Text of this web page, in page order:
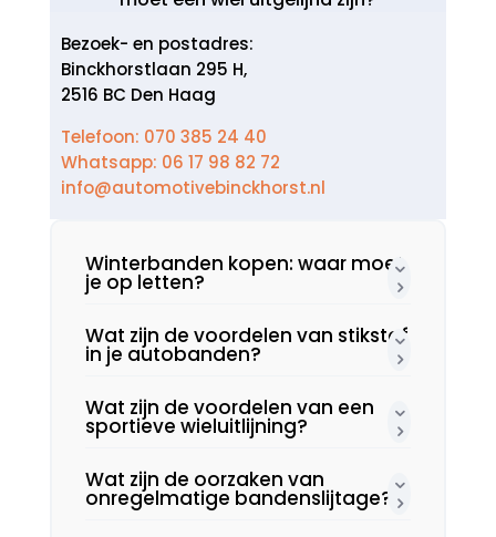
Bezoek- en postadres:
Binckhorstlaan 295 H,
2516 BC Den Haag
Telefoon: 070 385 24 40
Whatsapp: 06 17 98 82 72
info@automotivebinckhorst.nl
Winterbanden kopen: waar moet
je op letten?
Wat zijn de voordelen van stikstof
in je autobanden?
Wat zijn de voordelen van een
sportieve wieluitlijning?
Wat zijn de oorzaken van
onregelmatige bandenslijtage?